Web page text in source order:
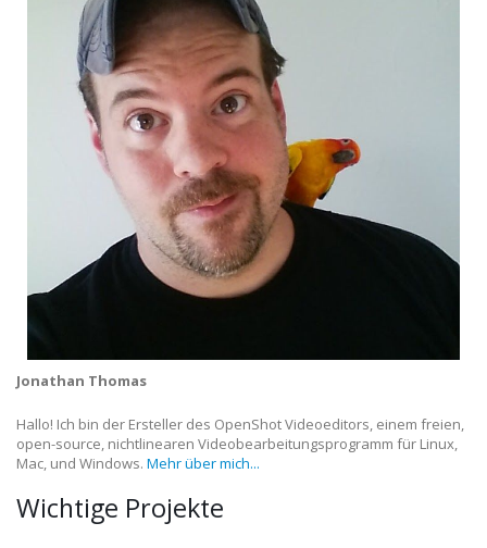
Jonathan Thomas
Hallo! Ich bin der Ersteller des OpenShot Videoeditors, einem freien,
open-source, nichtlinearen Videobearbeitungsprogramm für Linux,
Mac, und Windows. Mehr über mich...
Wichtige Projekte